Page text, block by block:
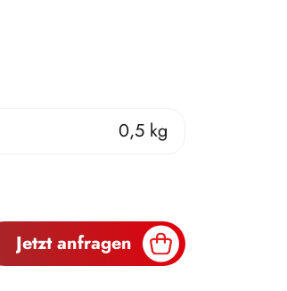
0,5 kg
Jetzt anfragen